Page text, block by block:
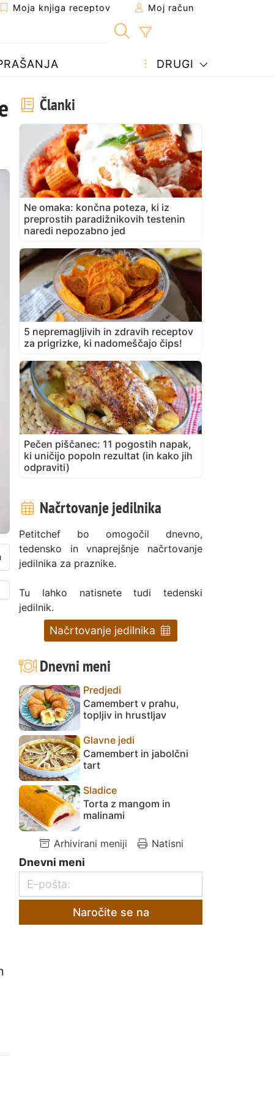
Moja knjiga receptov Moj račun
DRUGI
Članki
Ne omaka: končna poteza, ki iz
preprostih paradižnikovih testenin
naredi nepozabno jed
5 nepremagljivih in zdravih receptov
za prigrizke, ki nadomeščajo čips!
Pečen piščanec: 11 pogostih napak,
ki uničijo popoln rezultat (in kako jih
odpraviti)
Načrtovanje jedilnika
Petitchef bo omogočil dnevno,
tedensko in vnaprejšnje načrtovanje
jedilnika za praznike.
Tu lahko natisnete tudi tedenski
jedilnik.
Načrtovanje jedilnika
Dnevni meni
Predjedi
Camembert v prahu,
topljiv in hrustljav
Glavne jedi
Camembert in jabolčni
tart
Sladice
Torta z mangom in
malinami
Arhivirani meniji Natisni
Dnevni meni
Naročite se na